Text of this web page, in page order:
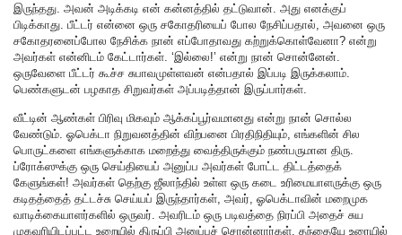
இருந்தது. அவன் அடிக்கடி என் கன்னத்தில் தட்டுவான். அது எனக்குப்
பிடிக்காது. பீட்டர் என்னை ஒரு சகோதரியைப் போல நேசிப்பதால், அவனை ஒரு
சகோதரனைப்போல நேசிக்க நான் எப்போதாவது கற்றுக்கொள்வேனா? என்று
அவர்கள் என்னிடம் கேட்டார்கள். ‘இல்லை!’ என்று நான் சொன்னேன்.
ஒருவேளை பீட்டர் கூச்ச சுபாவமுள்ளவன் என்பதால் இப்படி இருக்கலாம்.
பெண்களுடன் பழகாத சிறுவர்கள் அப்படித்தான் இருப்பார்கள்.
வீட்டின் ஆண்கள் பிரிவு மிகவும் ஆக்கப்பூர்வமானது என்று நான் சொல்ல
வேண்டும். ஓபெக்டா நிறுவனத்தின் விற்பனை பிரதிநிதியும், எங்களின் சில
பொருட்களை எங்களுக்காக மறைத்து வைத்திருக்கும் நண்பருமான திரு.
ப்ரோக்ஸுக்கு ஒரு செய்தியைப் அனுப்ப அவர்கள் போட்ட திட்டத்தைக்
கேளுங்கள்! அவர்கள் தெற்கு ஜீலாந்தில் உள்ள ஒரு கடை உரிமையாளருக்கு ஒரு
கடிதத்தைத் தட்டச்சு செய்யப் இருந்தார்கள், அவர், ஓபெக்டாவின் மறைமுக
வாடிக்கையாளர்களில் ஒருவர். அவரிடம் ஒரு படிவத்தை நிரப்பி அதைச் சுய
முகவரியிடப்பட்ட உறையில் திருப்பி அனுப்பச் சொன்னார்கள். தந்தையே உரையில்